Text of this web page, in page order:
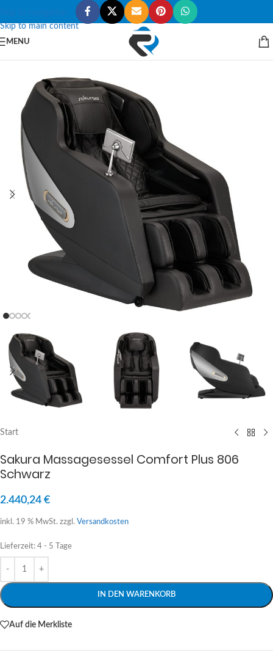
Skip to navigation
Skip to main content
MENU
Start
Sakura Massagesessel Comfort Plus 806
Schwarz
2.440,24 €
inkl. 19 % MwSt. zzgl. Versandkosten
Lieferzeit: 4 - 5 Tage
IN DEN WARENKORB
Alternative:
Auf die Merkliste